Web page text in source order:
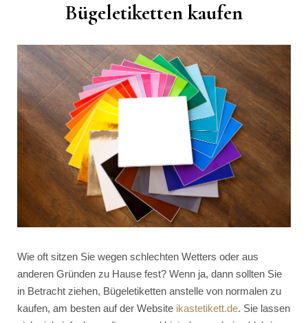
Bügeletiketten kaufen
Wie oft sitzen Sie wegen schlechten Wetters oder aus
anderen Gründen zu Hause fest? Wenn ja, dann sollten Sie
in Betracht ziehen, Bügeletiketten anstelle von normalen zu
kaufen, am besten auf der Website ikastetikett.de. Sie lassen